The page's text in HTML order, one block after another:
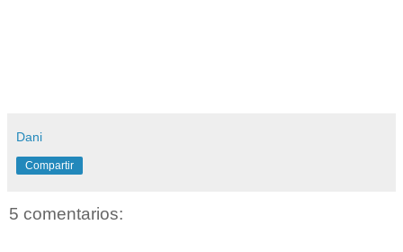
Dani
Compartir
5 comentarios: